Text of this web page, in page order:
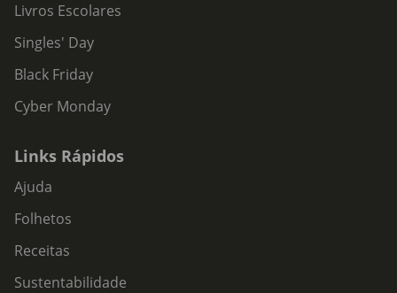
Livros Escolares
Singles' Day
Black Friday
Cyber Monday
Links Rápidos
Ajuda
Folhetos
Receitas
Sustentabilidade